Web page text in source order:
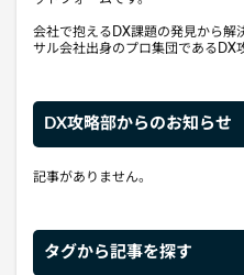
会社で抱えるDX課題の発見から解
サル会社出身のプロ集団であるDX
DX攻略部からのお知らせ
記事がありません。
タグから記事を探す